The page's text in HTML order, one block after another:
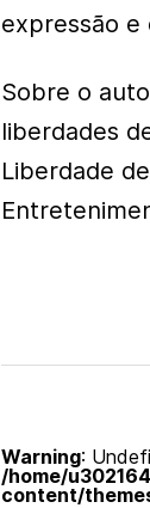
expressão e
Sobre o
liberdades
Liberdade
Warning:
/home/
content/